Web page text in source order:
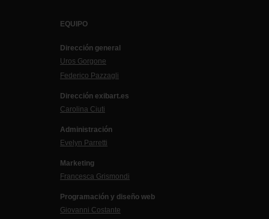
EQUIPO
Dirección general
Uros Gorgone
Federico Pazzagli
Dirección exibart.es
Carolina Ciuti
Administración
Evelyn Parretti
Marketing
Francesca Grismondi
Programación y diseño web
Giovanni Costante